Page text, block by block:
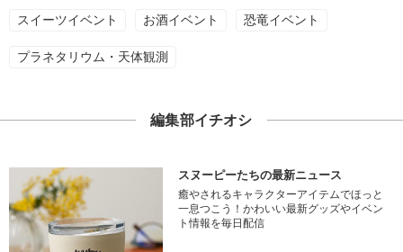
スイーツイベント お酒イベント 恐竜イベント
プラネタリウム・天体観測
編集部イチオシ
スヌーピーたちの最新ニュース
癒やされるキャラクターアイテムでほっと
一息つこう！かわいい最新グッズやイベン
ト情報を毎日配信